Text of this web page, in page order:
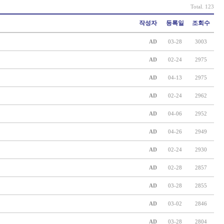
Total. 123
작성자 등록일 조회수
AD 03-28 3003
AD 02-24 2975
AD 04-13 2975
AD 02-24 2962
AD 04-06 2952
AD 04-26 2949
AD 02-24 2930
AD 02-28 2857
AD 03-28 2855
AD 03-02 2846
AD 03-28 2804